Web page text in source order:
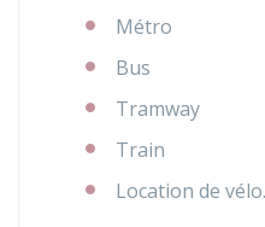
Métro
Bus
Tramway
Train
Location de vélo.